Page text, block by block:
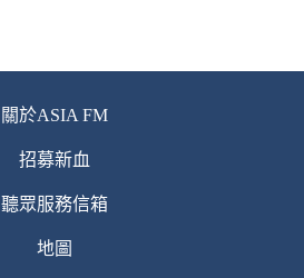
關於ASIA FM
招募新血
聽眾服務信箱
地圖